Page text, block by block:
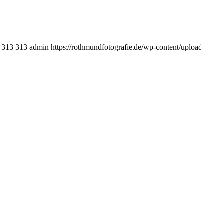
313 313 admin https://rothmundfotografie.de/wp-content/